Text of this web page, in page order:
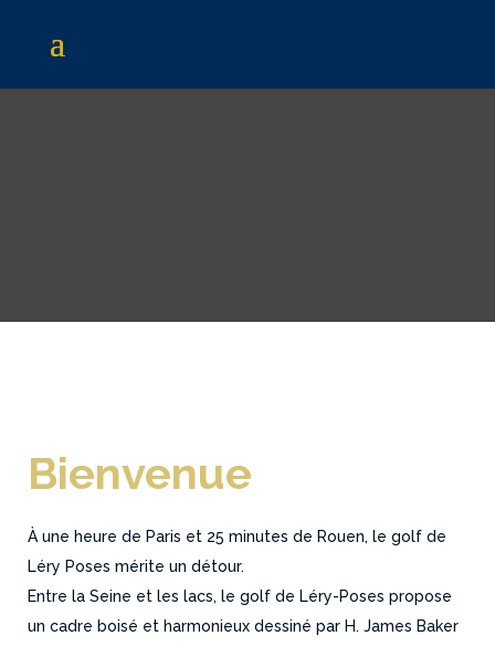
Bienvenue
À une heure de Paris et 25 minutes de Rouen, le golf de
Léry Poses mérite un détour.
Entre la Seine et les lacs, le golf de Léry-Poses propose
un cadre boisé et harmonieux dessiné par H. James Baker